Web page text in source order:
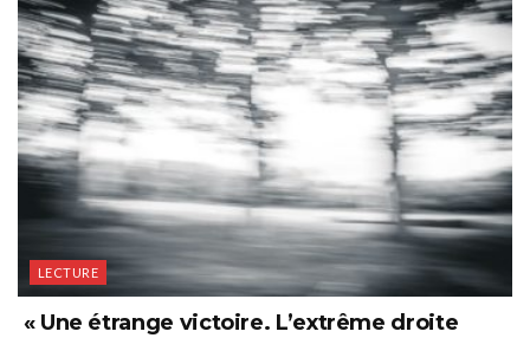
LECTURE
« Une étrange victoire. L’extrême droite